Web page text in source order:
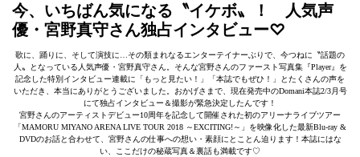
今、いちばん気になる〝イケボ〟！ 人気声
優・宮野真守さん独占インタビュー♡
歌に、踊りに、そして演技に…その類まれなるエンターテイナーぶりで、今つねに〝話題の
人〟となっている人気声優・宮野真守さん。そんな宮野さんのファースト写真集『Player』を
記念した特別インタビュー連載に「もっと見たい！」「本誌でもぜひ！」とたくさんの声を
いただき、本当にありがとうございました。おかげさまで、現在発売中のDomani本誌2/3月号
にて独占インタビュー＆撮影が緊急決定したんです！
宮野さんのアーティストデビュー10周年を記念して開催された初のアリーナライブツアー
「MAMORU MIYANO ARENA LIVE TOUR 2018 ～EXCITING!～」を映像化した最新Blu-ray &
DVDのお話と合わせて、宮野さんの仕事への想い・素顔にとことん迫ります！本誌にはな
い、ここだけの秘蔵写真＆裏話も満載です♡